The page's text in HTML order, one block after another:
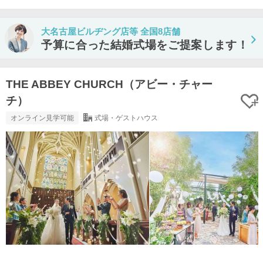
大名古屋ビルヂング店等 全国8店舗
予算に合った結婚式場をご提案します！
THE ABBEY CHURCH（アビー・チャー
チ）
オンライン見学可能 式場・ゲストハウス